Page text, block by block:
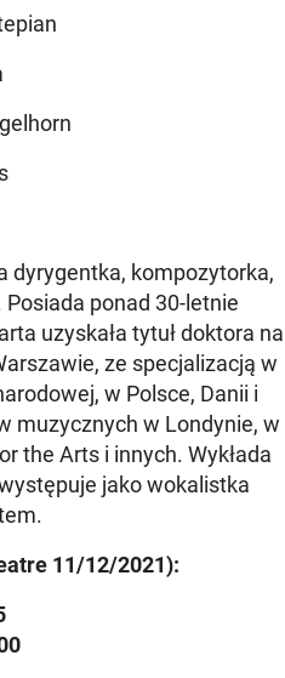
dyrygentka, kompozytorka,
ponad 30-letnie
uzyskała tytuł doktora na
ze specjalizacją w
w Polsce, Danii i
muzycznych w Londynie, w
the Arts i innych. Wykłada
jako wokalistka
11/12/2021):